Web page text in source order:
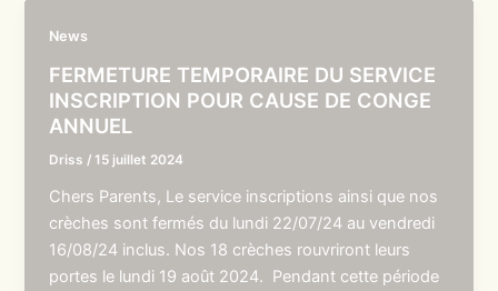
News
FERMETURE TEMPORAIRE DU SERVICE
INSCRIPTION POUR CAUSE DE CONGE
ANNUEL
Driss /15 juillet 2024
Chers Parents, Le service inscriptions ainsi que nos
crèches sont fermés du lundi 22/07/24 au vendredi
16/08/24 inclus. Nos 18 crèches rouvriront leurs
portes le lundi 19 août 2024. Pendant cette période